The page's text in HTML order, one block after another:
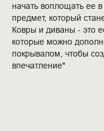
начать воплощать ее
предмет, который
Ковры и диваны - это
которые можно
покрывалом, чтобы
впечатление"